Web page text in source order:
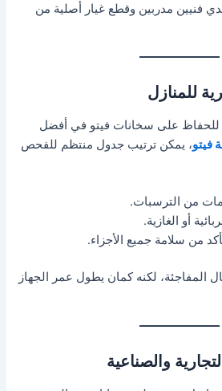
فنيين مدربين وقطع غيار أصلية من
للمنازل
للحفاظ على سخانات فيتو في أفضل
فيتو، يمكن ترتيب جدول منتظم للفحص
من الترسبات.
أو الغازية.
من سلامة جميع الأجزاء.
لكنه كمان يطول عمر الجهاز
والصناعية